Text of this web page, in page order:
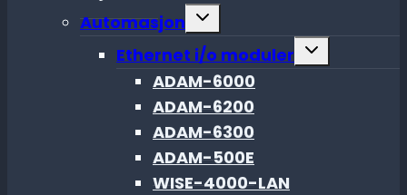
Automasjon
Toggle
Ethernet i/o moduler
Toggle
ADAM-6000
ADAM-6200
ADAM-6300
ADAM-500E
WISE-4000-LAN